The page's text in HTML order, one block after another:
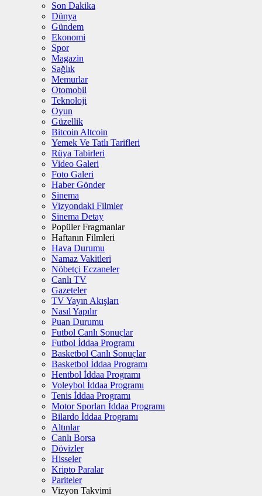
Son Dakika
Dünya
Gündem
Ekonomi
Spor
Magazin
Sağlık
Memurlar
Otomobil
Teknoloji
Oyun
Güzellik
Bitcoin Altcoin
Yemek Ve Tatlı Tarifleri
Rüya Tabirleri
Video Galeri
Foto Galeri
Haber Gönder
Sinema
Vizyondaki Filmler
Sinema Detay
Popüler Fragmanlar
Haftanın Filmleri
Hava Durumu
Namaz Vakitleri
Nöbetçi Eczaneler
Canlı TV
Gazeteler
TV Yayın Akışları
Nasıl Yapılır
Puan Durumu
Futbol Canlı Sonuçlar
Futbol İddaa Programı
Basketbol Canlı Sonuçlar
Basketbol İddaa Programı
Hentbol İddaa Programı
Voleybol İddaa Programı
Tenis İddaa Programı
Motor Sporları İddaa Programı
Bilardo İddaa Programı
Altınlar
Canlı Borsa
Dövizler
Hisseler
Kripto Paralar
Pariteler
Vizyon Takvimi